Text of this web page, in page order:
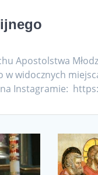
Apostolstwa
w widocznych
na Instagramie: